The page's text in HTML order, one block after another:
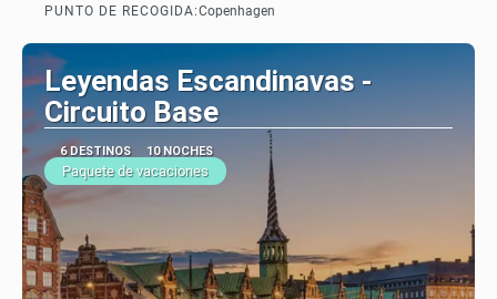
PUNTO DE RECOGIDA:Copenhagen
Leyendas Escandinavas -
Circuito Base
6 DESTINOS 10 NOCHES
Paquete de vacaciones